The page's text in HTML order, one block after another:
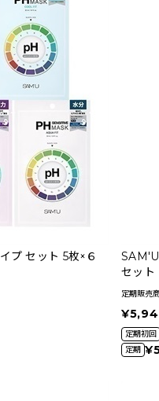
プ セット 5枚×６
セット
定期販売
定期初回
定期